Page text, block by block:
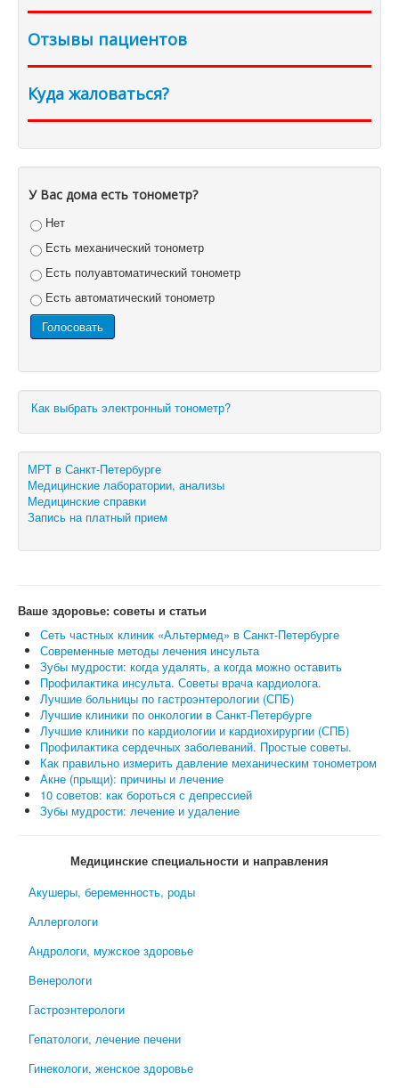
Отзывы пациентов
Куда жаловаться?
У Вас дома есть тонометр?
Нет
Есть механический тонометр
Есть полуавтоматический тонометр
Есть автоматический тонометр
Как выбрать электронный тонометр?
МРТ в Санкт-Петербурге
Медицинские лаборатории, анализы
Медицинские справки
Запись на платный прием
Ваше здоровье: советы и статьи
Сеть частных клиник «Альтермед» в Санкт-Петербурге
Современные методы лечения инсульта
Зубы мудрости: когда удалять, а когда можно оставить
Профилактика инсульта. Советы врача кардиолога.
Лучшие больницы по гастроэнтерологии (СПБ)
Лучшие клиники по онкологии в Санкт-Петербурге
Лучшие клиники по кардиологии и кардиохирургии (СПБ)
Профилактика сердечных заболеваний. Простые советы.
Как правильно измерить давление механическим тонометром
Акне (прыщи): причины и лечение
10 советов: как бороться с депрессией
Зубы мудрости: лечение и удаление
Медицинские специальности и направления
Акушеры, беременность, роды
Аллергологи
Андрологи, мужское здоровье
Венерологи
Гастроэнтерологи
Гепатологи, лечение печени
Гинекологи, женское здоровье